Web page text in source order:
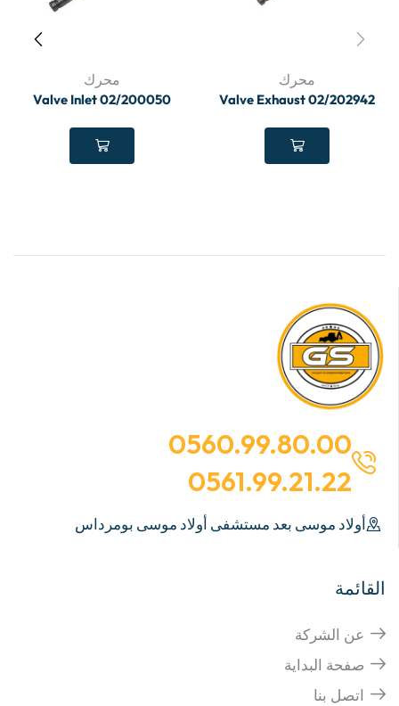
محرك
Valve Exhaust 02/202942
محرك
Valve Inlet 02/200050
0560.99.80.00
0561.99.21.22
أولاد موسى بعد مستشفى أولاد موسى بومرداس
القائمة
عن الشركة
صفحة البداية
اتصل بنا